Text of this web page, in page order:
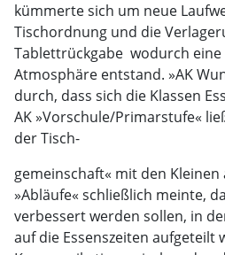
kümmerte sich um neue
Tischordnung und die
Tablettrückgabe  wodurch
Atmosphäre entstand. »AK
durch, dass sich die Klassen
AK »Vorschule/Primarstufe«
der Tisch-
gemeinschaft« mit den
»Abläufe« schließlich meinte,
verbessert werden sollen, in
auf die Essenszeiten aufgeteilt